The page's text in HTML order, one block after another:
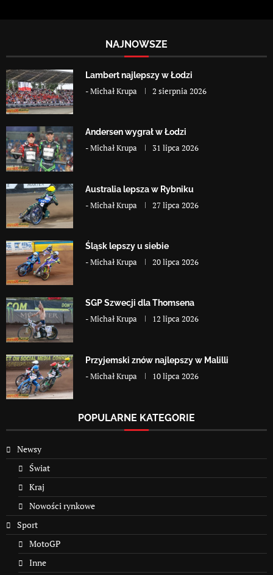
NAJNOWSZE
Lambert najlepszy w Łodzi
-Michał Krupa 2 sierpnia 2026
Andersen wygrał w Łodzi
-Michał Krupa 31 lipca 2026
Australia lepsza w Rybniku
-Michał Krupa 27 lipca 2026
Śląsk lepszy u siebie
-Michał Krupa 20 lipca 2026
SGP Szwecji dla Thomsena
-Michał Krupa 12 lipca 2026
Przyjemski znów najlepszy w Malilli
-Michał Krupa 10 lipca 2026
POPULARNE KATEGORIE
Newsy
Świat
Kraj
Nowości rynkowe
Sport
MotoGP
Inne